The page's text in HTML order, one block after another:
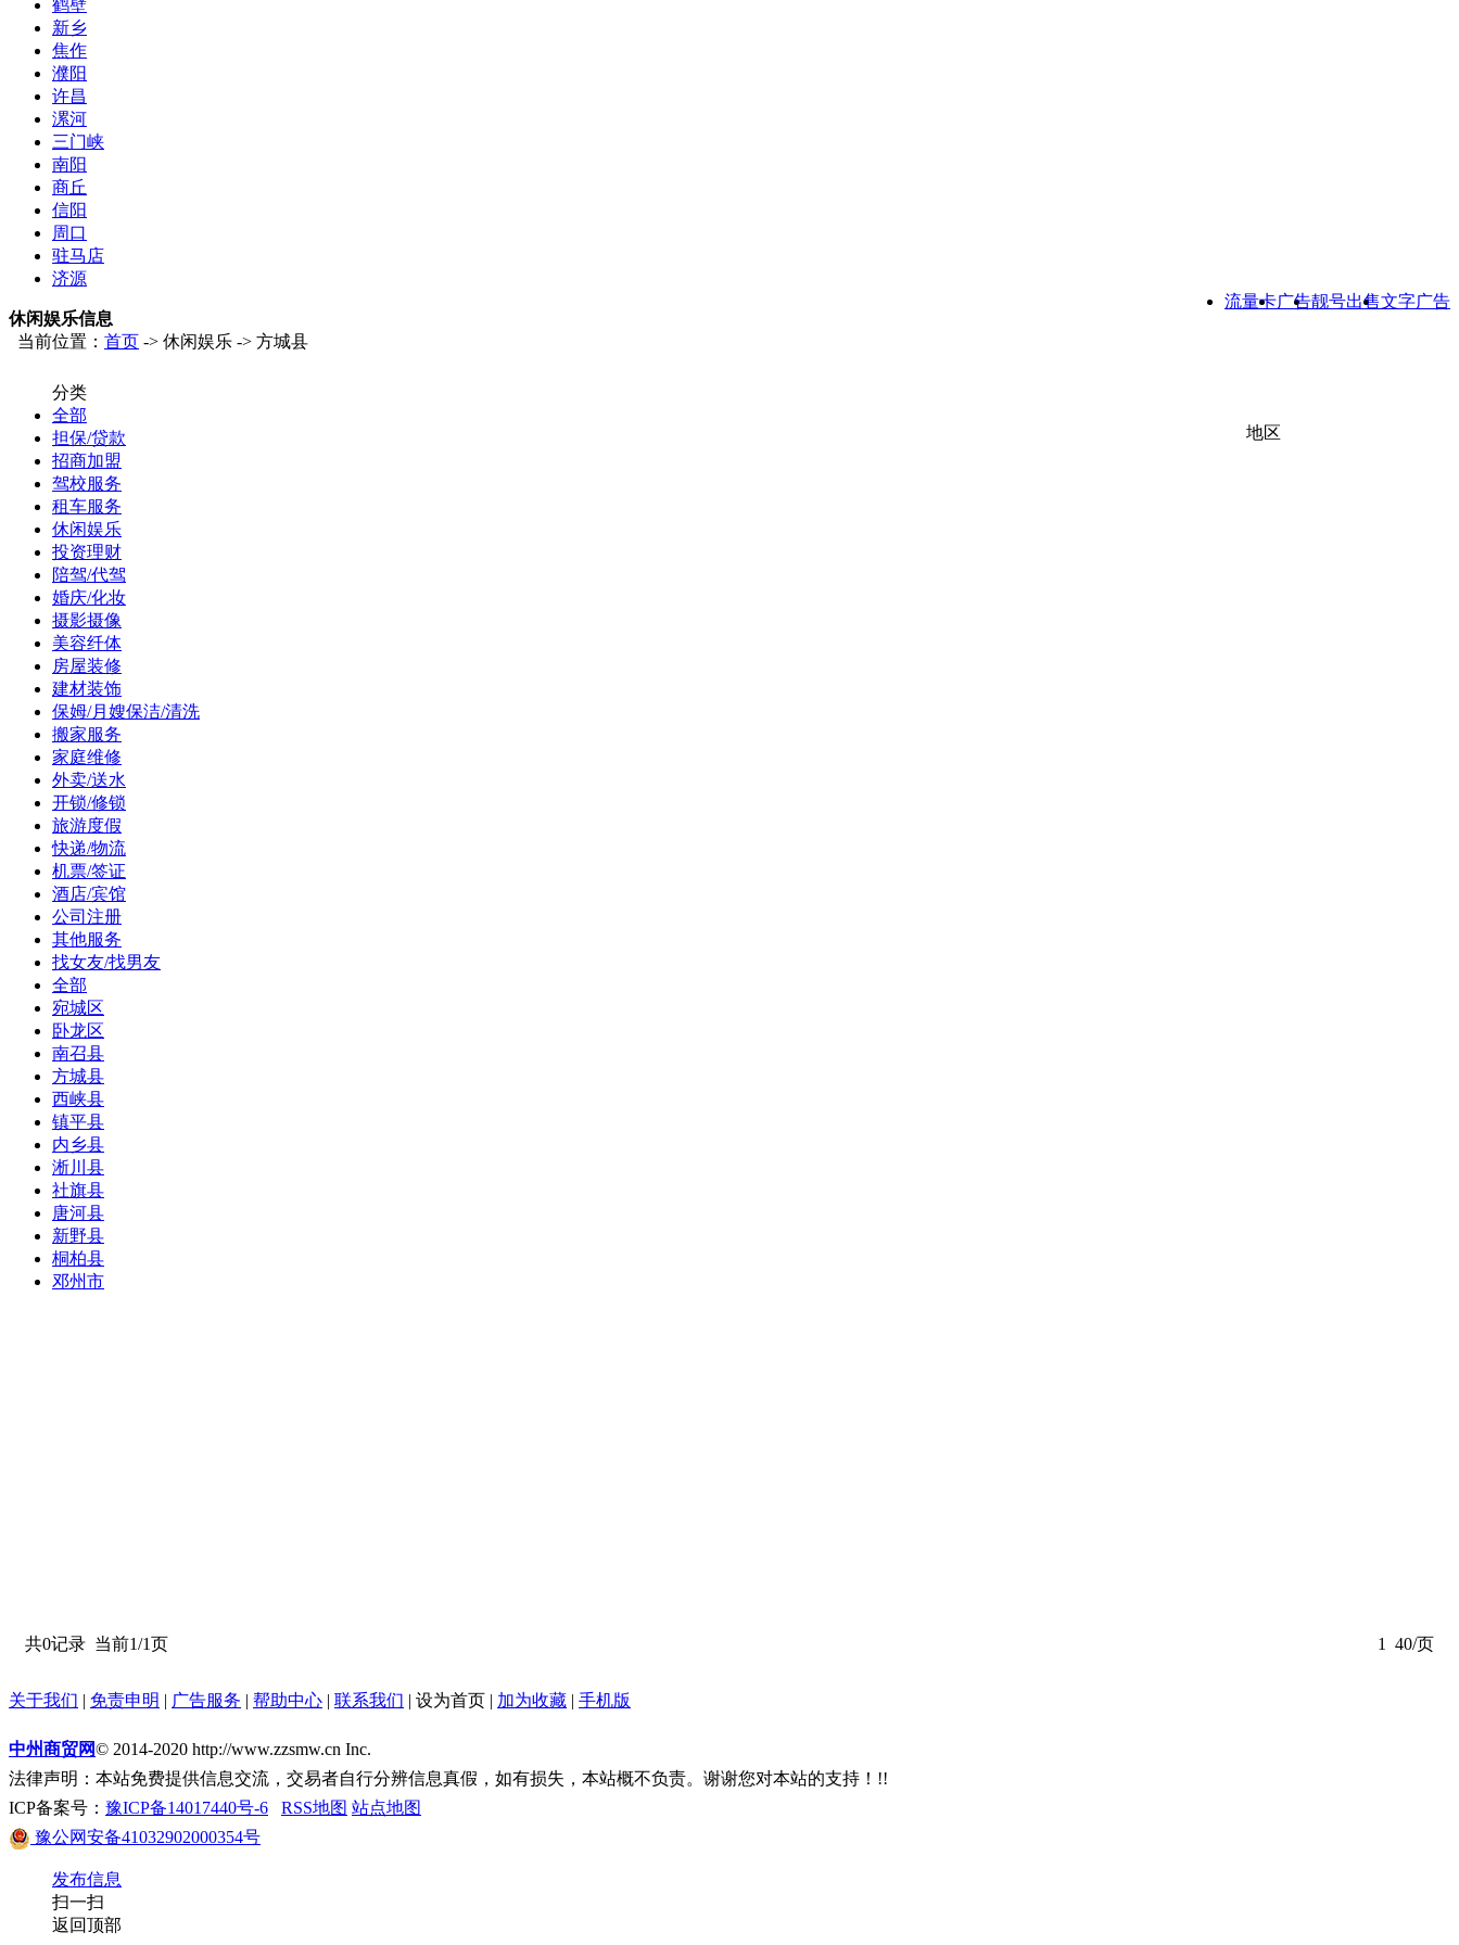
鹤壁
新乡
焦作
濮阳
许昌
漯河
三门峡
南阳
商丘
信阳
周口
驻马店
济源
文字广告
靓号出售
广告
流量卡
休闲娱乐信息
当前位置： 首页 -> 休闲娱乐 -> 方城县
分类
全部
担保/贷款
招商加盟
驾校服务
租车服务
休闲娱乐
投资理财
陪驾/代驾
婚庆/化妆
摄影摄像
美容纤体
房屋装修
建材装饰
保姆/月嫂保洁/清洗
搬家服务
家庭维修
外卖/送水
开锁/修锁
旅游度假
快递/物流
机票/签证
酒店/宾馆
公司注册
其他服务
找女友/找男友
地区
全部
宛城区
卧龙区
南召县
方城县
西峡县
镇平县
内乡县
淅川县
社旗县
唐河县
新野县
桐柏县
邓州市
共0记录 当前1/1页 1 40/页
关于我们 | 免责申明 | 广告服务 | 帮助中心 | 联系我们 | 设为首页 | 加为收藏 | 手机版
中州商贸网© 2014-2020 http://www.zzsmw.cn Inc.
法律声明：本站免费提供信息交流，交易者自行分辨信息真假，如有损失，本站概不负责。谢谢您对本站的支持！!!
ICP备案号： 豫ICP备14017440号-6 RSS地图 站点地图
豫公网安备41032902000354号
发布信息
扫一扫
返回顶部